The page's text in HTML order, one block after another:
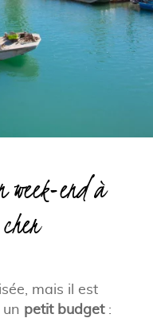
week-end à
mais il est
petit budget: